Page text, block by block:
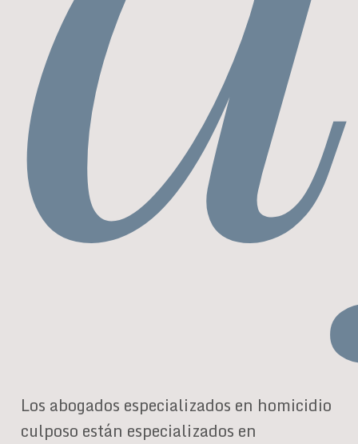
Los abogados especializados en homicidio
culposo están especializados en